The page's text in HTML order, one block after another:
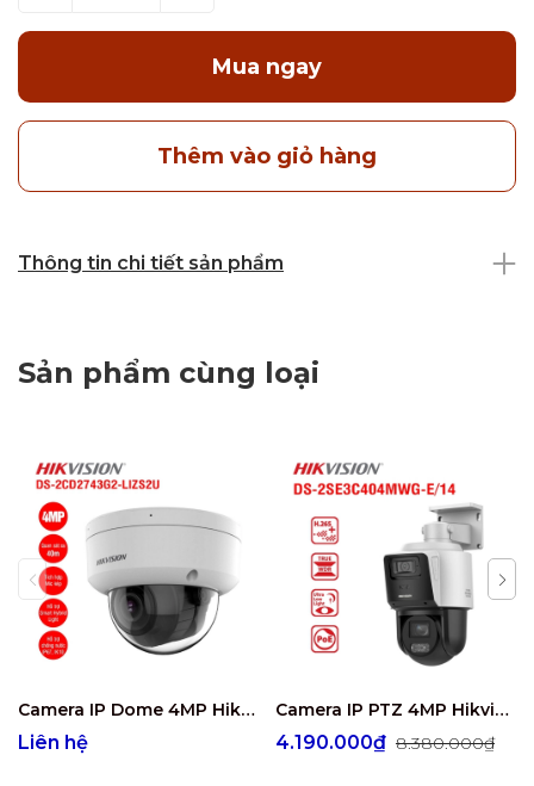
Mua ngay
Thêm vào giỏ hàng
Thông tin chi tiết sản phẩm
Sản phẩm cùng loại
Camera IP Dome 4MP Hikvision DS-2CD2743G2-LIZS2U
Liên hệ
Camera IP PTZ 4MP Hikvision DS-2SE3C404MWG-E/14
4.190.000₫ 8.380.000₫